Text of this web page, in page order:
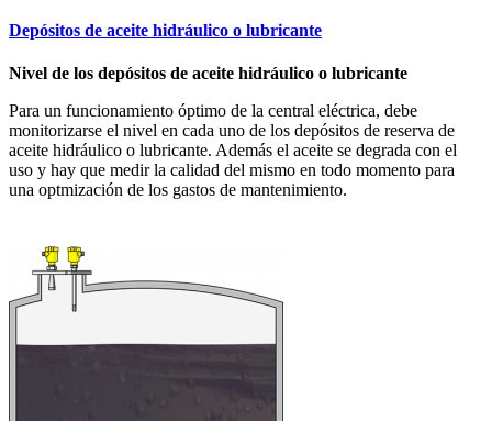
Depósitos de aceite hidráulico o lubricante
Nivel de los depósitos de aceite hidráulico o lubricante
Para un funcionamiento óptimo de la central eléctrica, debe
monitorizarse el nivel en cada uno de los depósitos de reserva de
aceite hidráulico o lubricante. Además el aceite se degrada con el
uso y hay que medir la calidad del mismo en todo momento para
una optmización de los gastos de mantenimiento.